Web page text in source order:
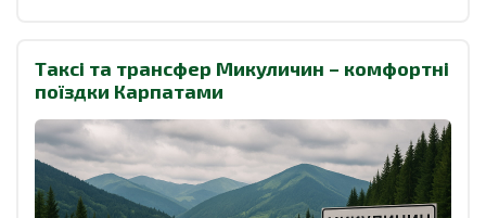
Таксі та трансфер Микуличин – комфортні
поїздки Карпатами